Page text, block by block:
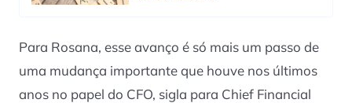
Para Rosana, esse avanço é só mais um passo de
uma mudança importante que houve nos últimos
anos no papel do CFO, sigla para Chief Financial